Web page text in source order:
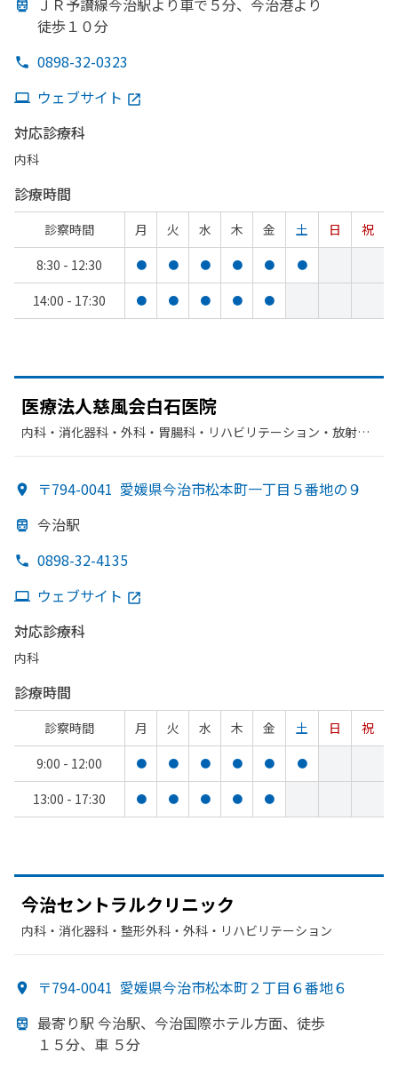
ＪＲ予讃線今治駅より車で ５分、 今治港より
徒歩１０分
0898-32-0323
ウェブサイト
対応診療科
内科
診療時間
診察時間 月 火 水 木 金 土 日
祝
8:30 - 12:30
● ● ● ● ● ●
14:00 - 17:30 ● ● ● ● ●
医療法人慈風会白石医院
内科・​消化器科・​外科・​胃腸科・​リハビリテーション・​放射線
〒794-0041 愛媛県今治市松本町一丁目５番地の９
今治駅
0898-32-4135
ウェブサイト
対応診療科
内科
診療時間
診察時間 月 火 水 木 金 土 日
祝
9:00 - 12:00
● ● ● ● ● ●
13:00 - 17:30 ● ● ● ● ●
今治セントラルクリニック
内科・​消化器科・​整形外科・​外科・​リハビリテーション
〒794-0041 愛媛県今治市松本町２丁目６番地６
最寄り駅 今治駅、 今治国際ホテル方面、 徒歩
１５分、 車 ５分